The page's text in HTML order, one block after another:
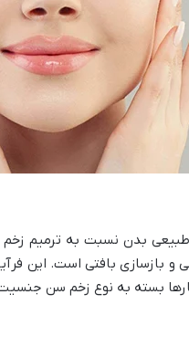
بدن نسبت به ترمیم
و بازسازی بافتی است. این
بسته به نوع زخم سن